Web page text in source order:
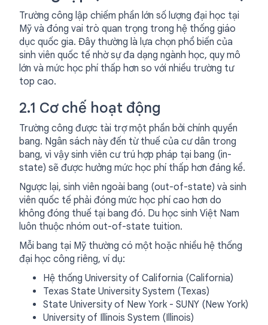
Trường công lập chiếm phần lớn số lượng đại học tại
Mỹ và đóng vai trò quan trọng trong hệ thống giáo
dục quốc gia. Đây thường là lựa chọn phổ biến của
sinh viên quốc tế nhờ sự đa dạng ngành học, quy mô
lớn và mức học phí thấp hơn so với nhiều trường tư
top cao.
2.1 Cơ chế hoạt động
Trường công được tài trợ một phần bởi chính quyền
bang. Ngân sách này đến từ thuế của cư dân trong
bang, vì vậy sinh viên cư trú hợp pháp tại bang (in-
state) sẽ được hưởng mức học phí thấp hơn đáng kể.
Ngược lại, sinh viên ngoài bang (out-of-state) và sinh
viên quốc tế phải đóng mức học phí cao hơn do
không đóng thuế tại bang đó. Du học sinh Việt Nam
luôn thuộc nhóm out-of-state tuition.
Mỗi bang tại Mỹ thường có một hoặc nhiều hệ thống
đại học công riêng, ví dụ:
Hệ thống University of California (California)
Texas State University System (Texas)
State University of New York - SUNY (New York)
University of Illinois System (Illinois)